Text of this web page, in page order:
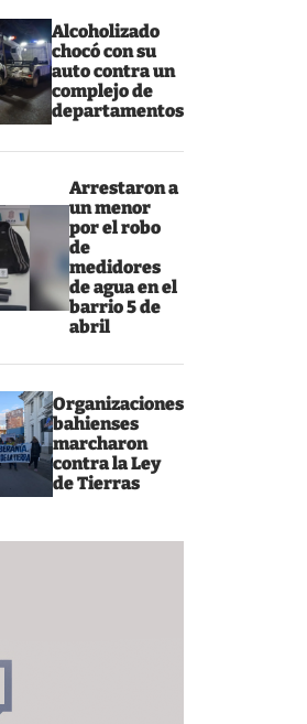
Alcoholizado
chocó con su
auto contra un
complejo de
departamentos
Arrestaron a
un menor
por el robo
de
medidores
de agua en el
barrio 5 de
abril
Organizaciones
bahienses
marcharon
contra la Ley
de Tierras